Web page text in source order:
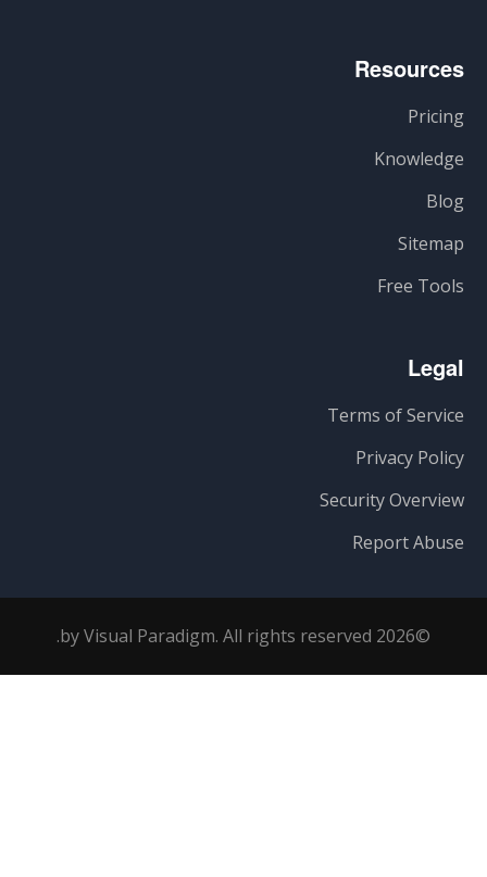
Resources
Pricing
Knowledge
Blog
Sitemap
Free Tools
Legal
Terms of Service
Privacy Policy
Security Overview
Report Abuse
©2026 by Visual Paradigm. All rights reserved.